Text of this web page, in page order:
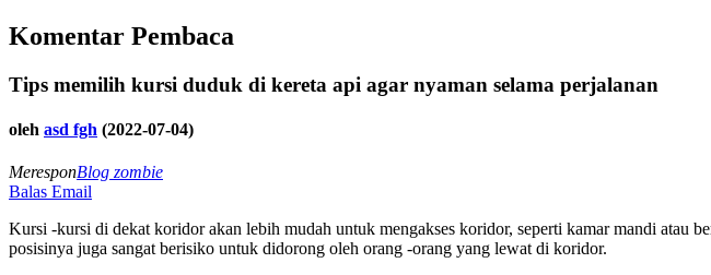
Komentar Pembaca
Tips memilih kursi duduk di kereta api agar nyaman selama perjalanan
oleh asd fgh (2022-07-04)
MeresponBlog zombie
Balas Email
Kursi -kursi di dekat koridor akan lebih mudah untuk mengakses koridor, seperti kamar mandi atau
posisinya juga sangat berisiko untuk didorong oleh orang -orang yang lewat di koridor.